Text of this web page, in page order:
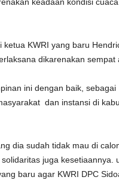
KWRI yang baru
dikarenakan sempat
ini dengan baik, sebagai
dan instansi di
dia sudah tidak mau di
juga kesetiaannya.
baru agar KWRI DPC